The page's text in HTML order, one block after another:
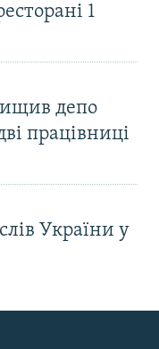
1
депо
працівниці
України у